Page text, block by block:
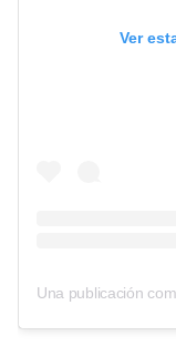
Ver